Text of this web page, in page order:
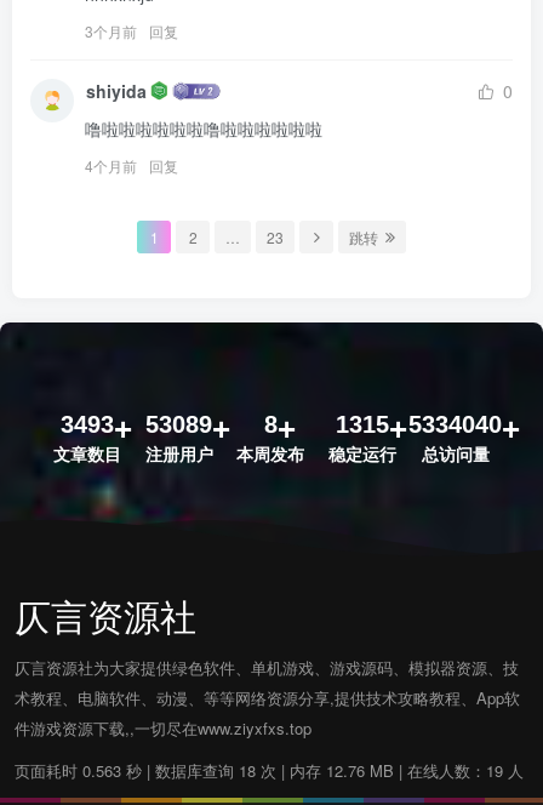
3个月前 回复
shiyida
0
噜啦啦啦啦啦啦噜啦啦啦啦啦啦
4个月前 回复
1 2 … 23 跳转
3493
文章数目
53089
注册用户
8
本周发布
1315
稳定运行
5334040
总访问量
仄言资源社
仄言资源社为大家提供绿色软件、单机游戏、游戏源码、模拟器资源、技
术教程、电脑软件、动漫、等等网络资源分享,提供技术攻略教程、App软
件游戏资源下载,,一切尽在www.ziyxfxs.top
页面耗时 0.563 秒 | 数据库查询 18 次 | 内存 12.76 MB | 在线人数：19 人